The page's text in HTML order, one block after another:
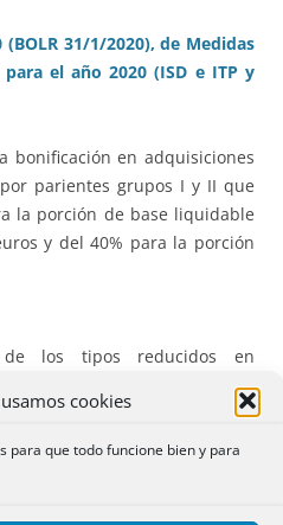
cookies
para que todo funcione bien y para
31/1/2020), de Medidas
el año 2020 (ISD e ITP y
bonificación en adquisiciones
parientes grupos I y II que
la porción de base liquidable
y del 40% para la porción
de los tipos reducidos en
sujetas a determinados
adquisiciones por familias
protección oficial, jóvenes
con discapacidad con un